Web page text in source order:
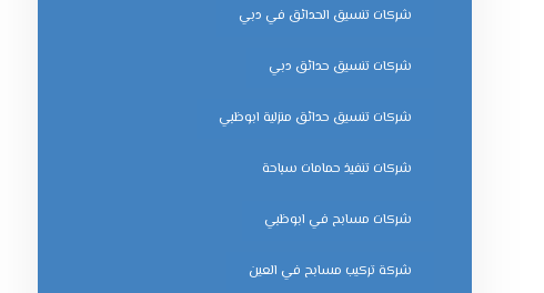
شركات تنسيق الحدائق في دبي
شركات تنسيق حدائق دبي
شركات تنسيق حدائق منزلية ابوظبي
شركات تنفيذ حمامات سباحة
شركات مسابح في ابوظبي
شركة تركيب مسابح في العين